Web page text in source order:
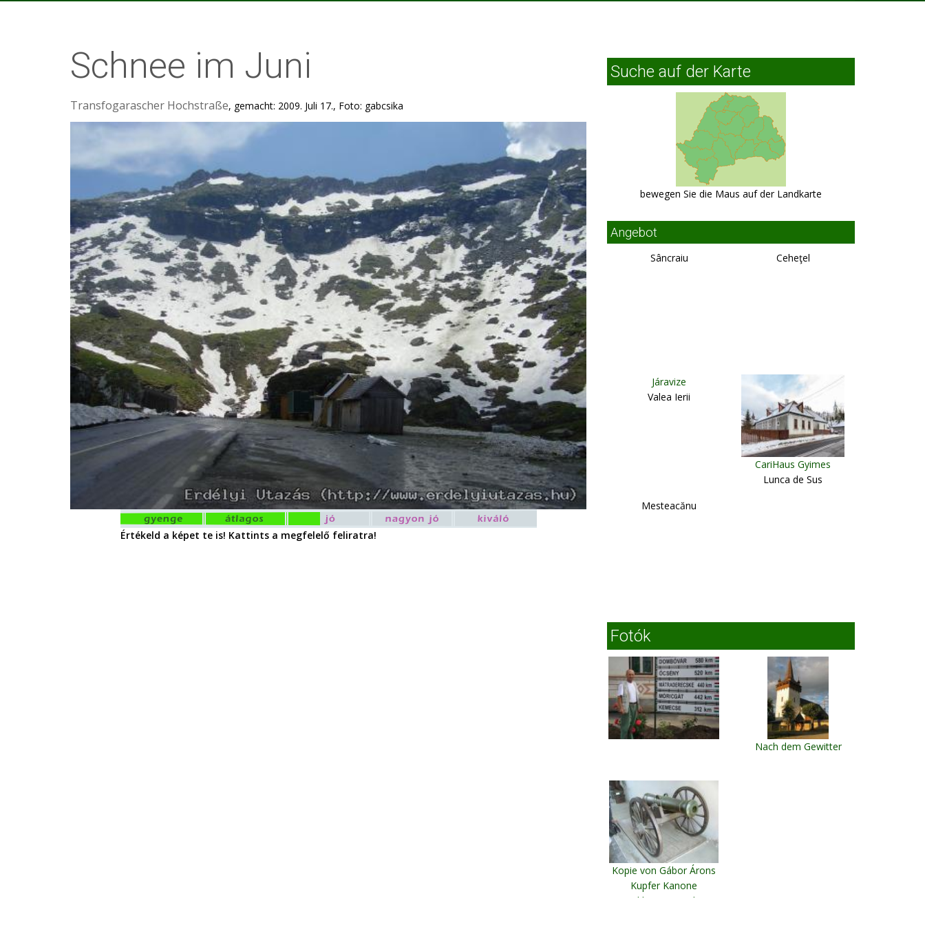
Schnee im Juni
Transfogarascher Hochstraße, gemacht: 2009. Juli 17., Foto: gabcsika
Értékeld a képet te is! Kattints a megfelelő feliratra!
Suche auf der Karte
bewegen Sie die Maus auf der Landkarte
Angebot
Sâncraiu Ceheţel
Járavize
Valea Ierii
CariHaus Gyimes
Lunca de Sus
Mesteacănu
Fotók
Nach dem Gewitter
Kopie von Gábor Árons
Kupfer Kanone
Sekler-Neumarkt